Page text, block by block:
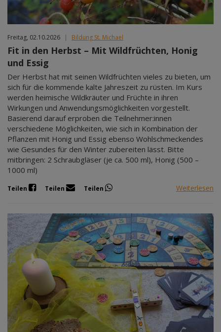
Freitag, 02.10.2026 | Bildung St. Michael
Fit in den Herbst – Mit Wildfrüchten, Honig
und Essig
Der Herbst hat mit seinen Wildfrüchten vieles zu bieten, um
sich für die kommende kalte Jahreszeit zu rüsten. Im Kurs
werden heimische Wildkräuter und Früchte in ihren
Wirkungen und Anwendungsmöglichkeiten vorgestellt.
Basierend darauf erproben die Teilnehmer:innen
verschiedene Möglichkeiten, wie sich in Kombination der
Pflanzen mit Honig und Essig ebenso Wohlschmeckendes
wie Gesundes für den Winter zubereiten lässt. Bitte
mitbringen: 2 Schraubgläser (je ca. 500 ml), Honig (500 –
1000 ml)
Teilen Teilen Teilen Weiterlesen